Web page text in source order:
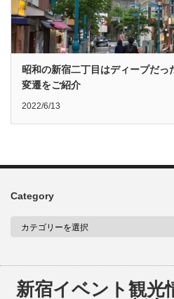
昭和の新宿二丁目はディープだっ
変遷をご紹介
2022/6/13
Category
新宿イベント観光